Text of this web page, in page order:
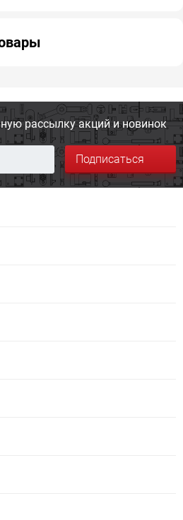
рассылку акций и новинок
Подписаться